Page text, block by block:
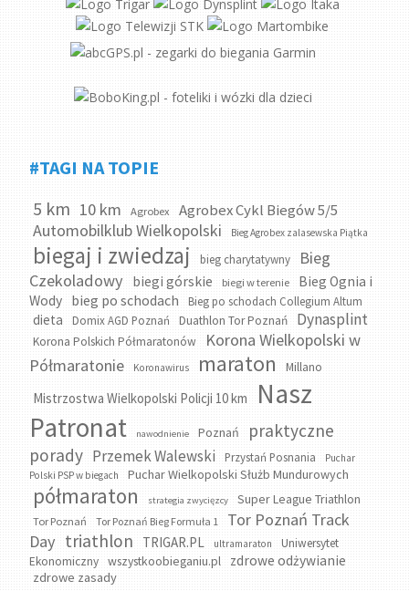
#TAGI NA TOPIE
5 km 10 km Agrobex Agrobex Cykl Biegów 5/5
Automobilklub Wielkopolski Bieg Agrobex zalasewska Piątka
biegaj i zwiedzaj bieg charytatywny
Bieg
Czekoladowy
biegi górskie biegi w terenie
Bieg Ognia i
Wody bieg po schodach Bieg po schodach Collegium Altum
dieta Domix AGD Poznań Duathlon Tor Poznań Dynasplint
Korona Polskich Półmaratonów
Korona Wielkopolski w
Półmaratonie
Koronawirus maraton Millano
Mistrzostwa Wielkopolski Policji 10 km
Nasz
Patronat
nawodnienie Poznań
praktyczne
porady Przemek Walewski Przystań Posnania
Puchar
Polski PSP w biegach
Puchar Wielkopolski Służb Mundurowych
półmaraton strategia zwycięzcy Super League Triathlon
Tor Poznań Tor Poznań Bieg Formuła 1
Tor Poznań Track
Day triathlon TRIGAR.PL ultramaraton
Uniwersytet
Ekonomiczny
wszystkoobieganiu.pl zdrowe odżywianie
zdrowe zasady